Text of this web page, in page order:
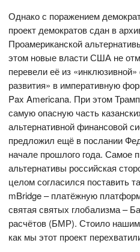
Однако с поражением
проект демократов сдан в
Проамериканской
этом новые власти США не
перевели её из
развития» в императивную
Pax Americana. При этом
самую опасную часть
альтернативной финансовой
предложил ещё в послании
начале прошлого года. Самое
альтернативы российская
целом согласился поставить
mBridge – платёжную
святая святых глобализма –
расчётов (БМР). Стоило
как мы этот проект